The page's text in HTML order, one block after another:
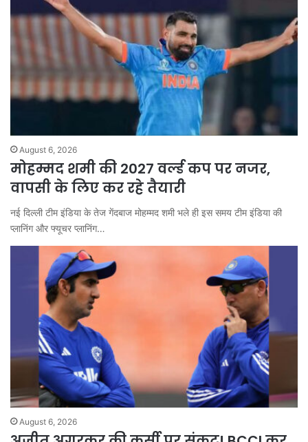
August 6, 2026
मोहम्मद शमी की 2027 वर्ल्ड कप पर नजर,
वापसी के लिए कर रहे तैयारी
नई दिल्ली टीम इंड‍िया के तेज गेंदबाज मोहम्मद शमी भले ही इस समय टीम इंडिया की
प्लान‍िंग और फ्यूचर प्लान‍िंग…
August 6, 2026